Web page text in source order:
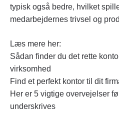
typisk også bedre, hvilket
medarbejdernes trivsel og
Læs mere her:
Sådan finder du det rette
virksomhed
Find et perfekt kontor til dit
Her er 5 vigtige overvejelser
underskrives